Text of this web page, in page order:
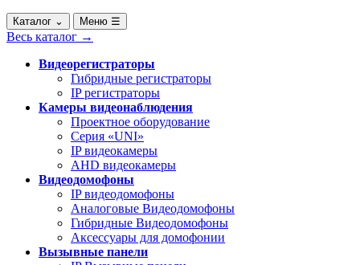
Каталог ⌄ Меню ☰
Весь каталог →
Видеорегистраторы
Гибридные регистраторы
IP регистраторы
Камеры видеонаблюдения
Проектное оборудование
Серия «UNI»
IP видеокамеры
AHD видеокамеры
Видеодомофоны
IP видеодомофоны
Аналоговые Видеодомофоны
Гибридные Видеодомофоны
Аксессуары для домофонии
Вызывные панели